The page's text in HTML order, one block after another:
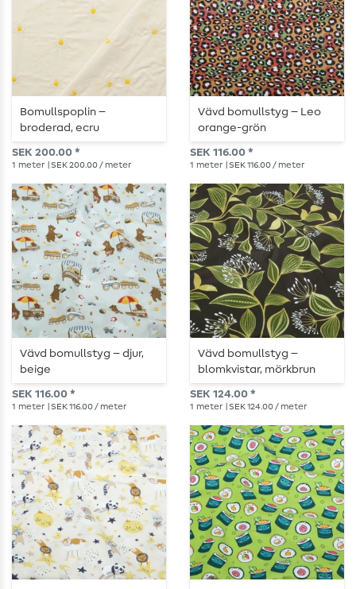
Bomullspoplin –
broderad, ecru
SEK 200.00 *
1 meter | SEK 200.00 / meter
Vävd bomullstyg – Leo
orange-grön
SEK 116.00 *
1 meter | SEK 116.00 / meter
Vävd bomullstyg – djur,
beige
SEK 116.00 *
1 meter | SEK 116.00 / meter
Vävd bomullstyg –
blomkvistar, mörkbrun
SEK 124.00 *
1 meter | SEK 124.00 / meter